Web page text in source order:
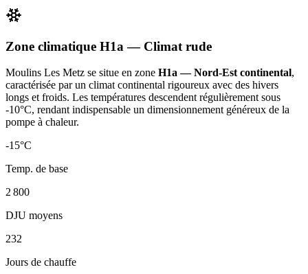
Zone climatique H1a — Climat rude
Moulins Les Metz se situe en zone H1a — Nord-Est continental,
caractérisée par un climat continental rigoureux avec des hivers
longs et froids. Les températures descendent régulièrement sous
-10°C, rendant indispensable un dimensionnement généreux de la
pompe à chaleur.
-15°C
Temp. de base
2 800
DJU moyens
232
Jours de chauffe